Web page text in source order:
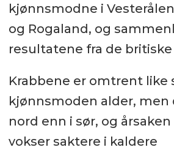
kjønnsmodne i
og Rogaland, og
resultatene fra de britiske
Krabbene er omtrent like
kjønnsmoden alder, men
nord enn i sør, og
vokser saktere i kaldere